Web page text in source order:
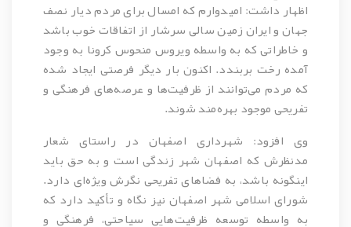
اظهار داشت: امیدوارم که امسال برای مردم دیار نصف
جهان و ایران زمین سالی سرشار از اتفاقات خوب باشد
و خاطراتی که به واسطه ویروس منحوس کرونا به وجود
آمده رخت بربندد. اکنون بار دیگر فرصتی ایجاد شده
که مردم می‌توانند از ظرفیت‌ها و عرصه‌های فرهنگی و
تفریحی موجود بهره‌مند شوند.
وی افزود: شهرداری اصفهان در راستای شعار
مدنظرش که اصفهان شهر زندگی است و به حق باید
اینگونه باشد، به فضاهای تفریحی نگرش ویژه‌ای دارد.
شورای اسلامی شهر اصفهان نیز نگاه و تأکید دارد که
به واسطه توسعه ظرفیت‌هایی سیاحتی، فرهنگی و